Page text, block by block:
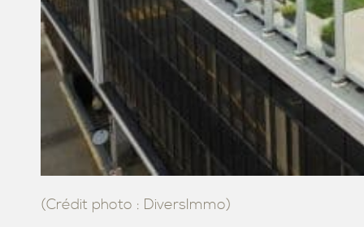
(Crédit photo : DiversImmo)